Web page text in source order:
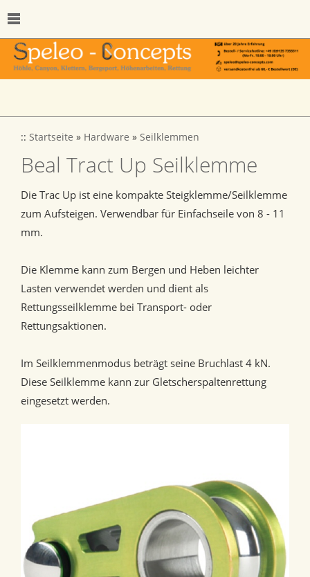
:: Startseite » Hardware » Seilklemmen
Beal Tract Up Seilklemme
Die Trac Up ist eine kompakte Steigklemme/Seilklemme
zum Aufsteigen. Verwendbar für Einfachseile von 8 - 11
mm.
Die Klemme kann zum Bergen und Heben leichter
Lasten verwendet werden und dient als
Rettungsseilklemme bei Transport- oder
Rettungsaktionen.
Im Seilklemmenmodus beträgt seine Bruchlast 4 kN.
Diese Seilklemme kann zur Gletscherspaltenrettung
eingesetzt werden.